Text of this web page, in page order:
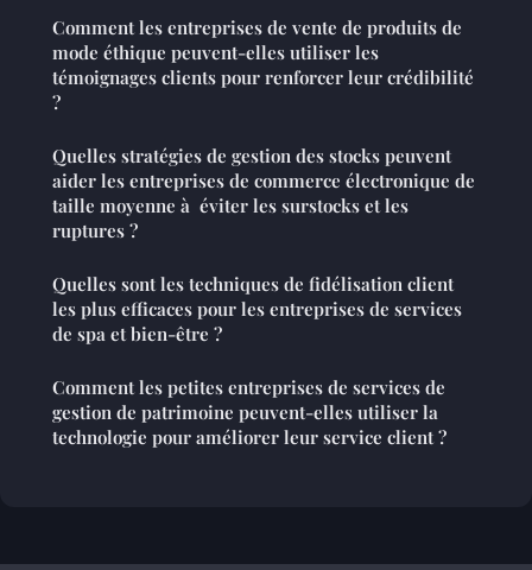
Comment les entreprises de vente de produits de
mode éthique peuvent-elles utiliser les
témoignages clients pour renforcer leur crédibilité
?
Quelles stratégies de gestion des stocks peuvent
aider les entreprises de commerce électronique de
taille moyenne à éviter les surstocks et les
ruptures ?
Quelles sont les techniques de fidélisation client
les plus efficaces pour les entreprises de services
de spa et bien-être ?
Comment les petites entreprises de services de
gestion de patrimoine peuvent-elles utiliser la
technologie pour améliorer leur service client ?